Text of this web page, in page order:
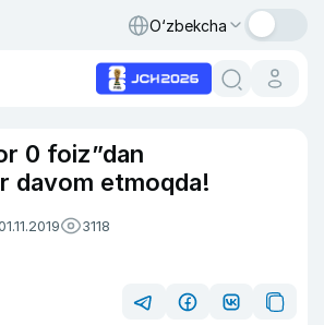
O‘zbekcha
0 foiz”dan
davom etmoqda!
3118